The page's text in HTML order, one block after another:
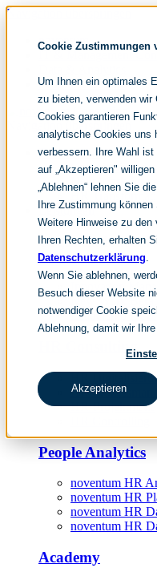
Cookie Zustimmungen
Um Ihnen ein optimales
zu bieten, verwenden wir
Cookies garantieren
analytische Cookies uns
verbessern. Ihre Wahl
auf „Akzeptieren"
„Ablehnen“ lehnen Sie
Ihre Zustimmung
Weitere Hinweise zu den
Ihren Rechten, erhalten
Datenschutzerklärung.
Wenn Sie ablehnen,
Besuch dieser Website
notwendiger Cookie
Ablehnung, damit wir
Akzeptieren
Navigation überspringen
noventum
IT & Management
People & Culture
Navigation überspringen
Fokusthemen
New Work
Leistungen
Change
Innovation
New Work
Leadership
HR Consulting
HR
HR-
HR-
People Analytics
noventum HR
noventum HR
noventum HR
noventum HR
Academy